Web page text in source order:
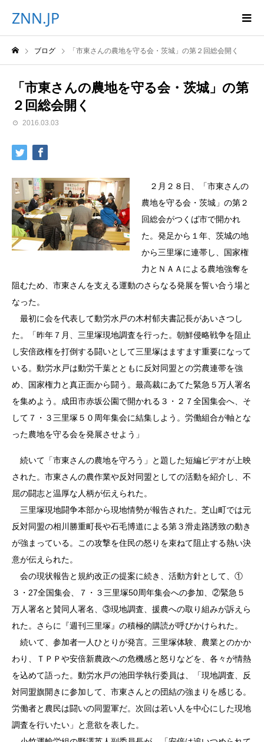
ZNN.JP
ブログ 「市東さんの農地を守る会・茨城」の第２回総会開く
「市東さんの農地を守る会・茨城」の第
２回総会開く
2016.03.03
２月２８日、「市東さんの
農地を守る会・茨城」の第２
回総会がつくば市で開かれ
た。発足から１年、茨城の地
から三里塚に連帯し、国家権
力とＮＡＡによる農地強奪を
阻むため、市東さんを支える運動のさらなる発展を誓い合う場と
なった。
最初に会を代表して動労水戸の木村郁夫書記長があいさつし
た。「昨年７月、三里塚現地調査を行った。朝鮮侵略戦争を阻止
し安倍政権を打倒する闘いとして三里塚はますます重要になって
いる。動労水戸は動労千葉とともに反対同盟との労農連帯を強
め、国家権力と真正面から闘う。最高裁にあてた緊急５万人署名
を集めよう。成田市赤坂公園で開かれる３・２７全国集会へ、そ
して７・３三里塚５０周年集会に結集しよう。労働組合が軸とな
った農地を守る会を発展させよう」
続いて「市東さんの農地を守ろう」と題した短編ビデオが上映
された。市東さんの農作業や反対同盟としての活動を紹介し、不
屈の闘志と温厚な人柄が伝えられた。
三里塚現地闘争本部から現地情勢が報告された。芝山町では元
反対同盟の相川勝重町長や石毛博道による第３滑走路誘致の動き
が強まっている。この攻撃を住民の怒りを束ねて阻止する熱い決
意が伝えられた。
会の現状報告と規約改正の提案に続き、活動方針として、①
３・27全国集会、７・３三里塚50周年集会への参加、②緊急５
万人署名と賛同人署名、③現地調査、援農への取り組みが訴えら
れた。さらに『週刊三里塚』の積極的購読が呼びかけられた。
続いて、参加者一人ひとりが発言。三里塚体験、農業とのかか
わり、ＴＰＰや安倍新農政への危機感と怒りなどを、各々が情熱
を込めて語った。動労水戸の池田学執行委員は、「現地調査、反
対同盟旗開きに参加して、市東さんとの団結の強まりを感じる。
労働者と農民は闘いの同盟軍だ。次回は若い人を中心にした現地
調査を行いたい」と意欲を表した。